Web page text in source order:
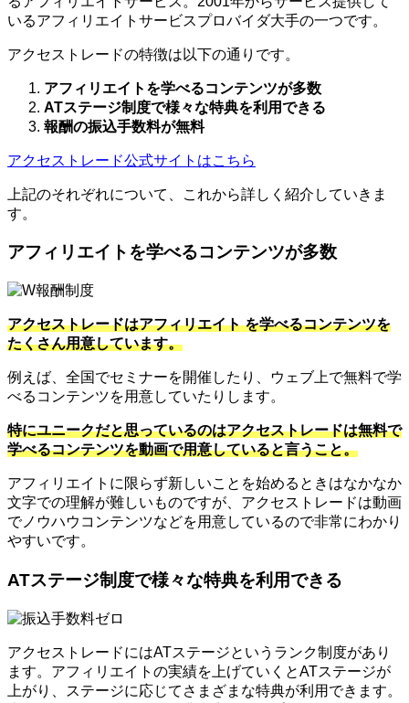
いるアフィリエイトサービスプロバイダ大手の一つです。
アクセストレードの特徴は以下の通りです。
アフィリエイトを学べるコンテンツが多数
ATステージ制度で様々な特典を利用できる
報酬の振込手数料が無料
アクセストレード公式サイトはこちら
上記のそれぞれについて、これから詳しく紹介していきま
す。
アフィリエイトを学べるコンテンツが多数
アクセストレードはアフィリエイト を学べるコンテンツを
たくさん用意しています。
例えば、全国でセミナーを開催したり、ウェブ上で無料で学
べるコンテンツを用意していたりします。
特にユニークだと思っているのはアクセストレードは無料で
学べるコンテンツを動画で用意していると言うこと。
アフィリエイトに限らず新しいことを始めるときはなかなか
文字での理解が難しいものですが、アクセストレードは動画
でノウハウコンテンツなどを用意しているので非常にわかり
やすいです。
ATステージ制度で様々な特典を利用できる
アクセストレードにはATステージというランク制度があり
ます。アフィリエイトの実績を上げていくとATステージが
上がり、ステージに応じてさまざまな特典が利用できます。